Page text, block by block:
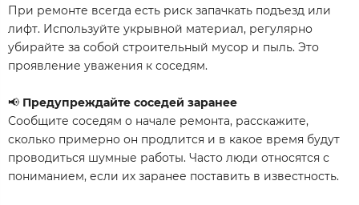
При ремонте всегда есть риск запачкать подъезд или
лифт. Используйте укрывной материал, регулярно
убирайте за собой строительный мусор и пыль. Это
проявление уважения к соседям.
📢 Предупреждайте соседей заранее
Сообщите соседям о начале ремонта, расскажите,
сколько примерно он продлится и в какое время будут
проводиться шумные работы. Часто люди относятся с
пониманием, если их заранее поставить в известность.